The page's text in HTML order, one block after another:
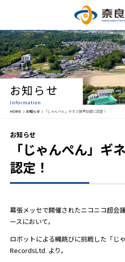
お知らせ
Information
HOME お知らせ 「じゃんぺん」ギネス世界記録に認定！
お知らせ
「じゃんぺん」ギ
認定！
幕張メッセで開催されたニコニコ超会
ースにおいて，
ロボットによる縄跳びに挑戦した「じ
RecordsLtd. より，